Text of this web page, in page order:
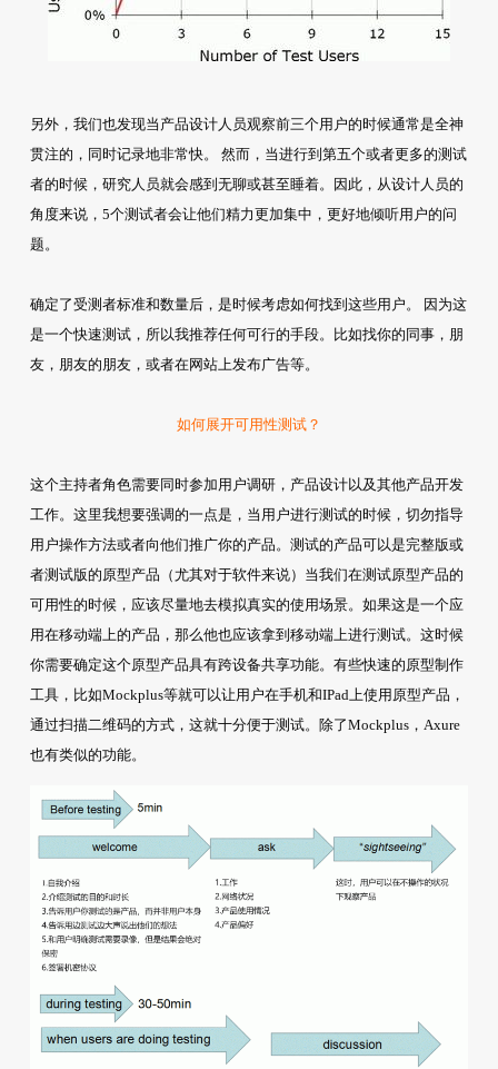
另外，我们也发现当产品设计人员观察前三个用户的时候通常是全神
贯注的，同时记录地非常快。 然而，当进行到第五个或者更多的测试
者的时候，研究人员就会感到无聊或甚至睡着。因此，从设计人员的
角度来说，5个测试者会让他们精力更加集中，更好地倾听用户的问
题。
确定了受测者标准和数量后，是时候考虑如何找到这些用户。 因为这
是一个快速测试，所以我推荐任何可行的手段。比如找你的同事，朋
友，朋友的朋友，或者在网站上发布广告等。
如何展开可用性测试？
这个主持者角色需要同时参加用户调研，产品设计以及其他产品开发
工作。这里我想要强调的一点是，当用户进行测试的时候，切勿指导
用户操作方法或者向他们推广你的产品。测试的产品可以是完整版或
者测试版的原型产品（尤其对于软件来说）当我们在测试原型产品的
可用性的时候，应该尽量地去模拟真实的使用场景。如果这是一个应
用在移动端上的产品，那么他也应该拿到移动端上进行测试。这时候
你需要确定这个原型产品具有跨设备共享功能。有些快速的原型制作
工具，比如Mockplus等就可以让用户在手机和IPad上使用原型产品，
通过扫描二维码的方式，这就十分便于测试。除了Mockplus，Axure
也有类似的功能。